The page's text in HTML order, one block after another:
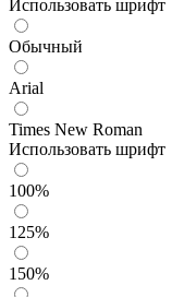
Использовать шрифт
Обычный
Arial
Times New Roman
Использовать шрифт
100%
125%
150%